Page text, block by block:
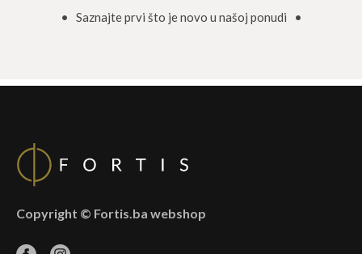
• Saznajte prvi što je novo u našoj ponudi •
Copyright © Fortis.ba webshop